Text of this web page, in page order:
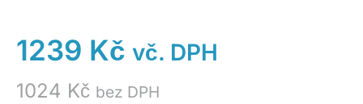
1239 Kč vč. DPH
1024 Kč bez DPH